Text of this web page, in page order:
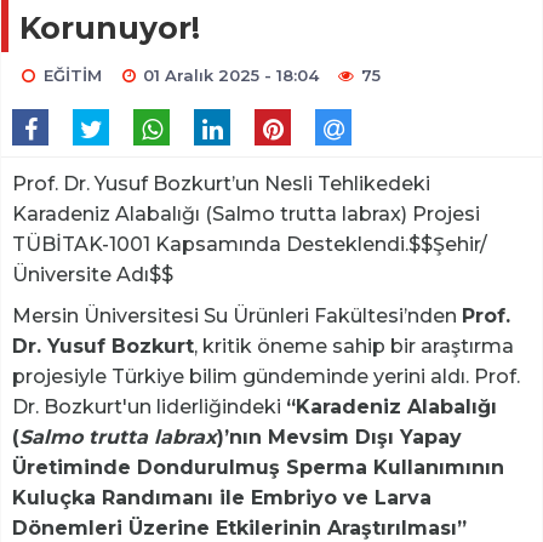
Korunuyor!
EĞİTİM 01 Aralık 2025 - 18:04 75
Prof. Dr. Yusuf Bozkurt’un Nesli Tehlikedeki
Karadeniz Alabalığı (Salmo trutta labrax) Projesi
TÜBİTAK-1001 Kapsamında Desteklendi.$$Şehir/
Üniversite Adı$$
Mersin Üniversitesi Su Ürünleri Fakültesi’nden Prof.
Dr. Yusuf Bozkurt, kritik öneme sahip bir araştırma
projesiyle Türkiye bilim gündeminde yerini aldı. Prof.
Dr. Bozkurt'un liderliğindeki “Karadeniz Alabalığı
(Salmo trutta labrax)’nın Mevsim Dışı Yapay
Üretiminde Dondurulmuş Sperma Kullanımının
Kuluçka Randımanı ile Embriyo ve Larva
Dönemleri Üzerine Etkilerinin Araştırılması”